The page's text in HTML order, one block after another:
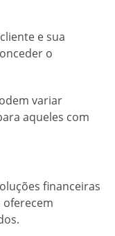
e sua
o
variar
aqueles com
financeiras
oferecem